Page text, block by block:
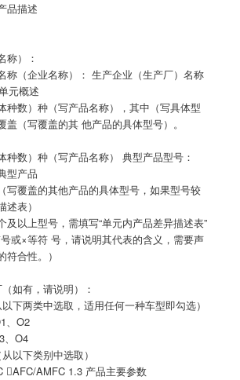
品描述
称）：
称（企业名称）： 生产企业（生产厂）名称
元概述
种数）种（写产品名称），其中（写具体型
盖（写覆盖的其 他产品的具体型号）。
种数）种（写产品名称） 典型产品型号：
型产品
写覆盖的其他产品的具体型号，如果型号较
表）
及以上型号，需填写“单元内产品差异描述表”
或×等符 号，请说明其代表的含义，需要声
合性。）
如有，请说明）：
下两类中选取，适用任何一种车型即勾选）
、O2
、O4
以下类别中选取）
AFC/AMFC 1.3 产品主要参数